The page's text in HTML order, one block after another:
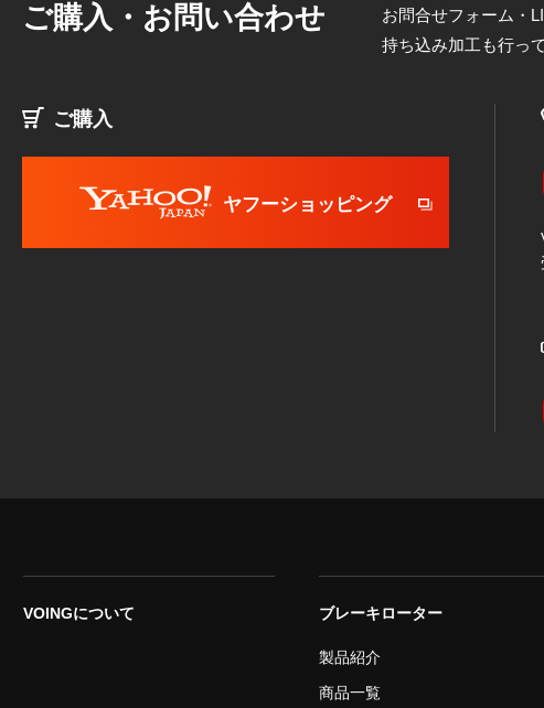
ご購入・お問い合わせ
お問合せフォーム・
持ち込み加工も行っ
ご購入
ヤフーショッピング
VOINGについて ブレーキローター
製品紹介
商品一覧